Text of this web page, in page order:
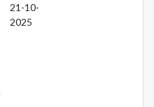
21-10-
2025